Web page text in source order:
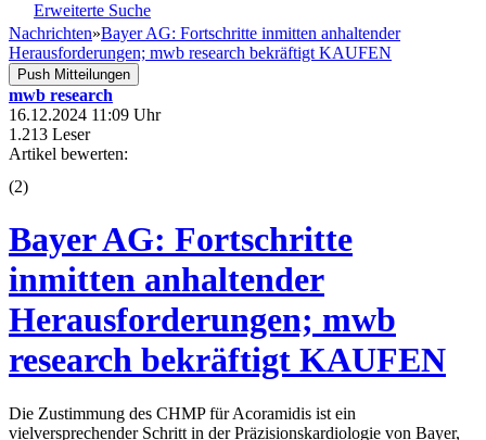
Erweiterte Suche
Nachrichten»Bayer AG: Fortschritte inmitten anhaltender
Herausforderungen; mwb research bekräftigt KAUFEN
Push Mitteilungen
mwb research
16.12.2024 11:09 Uhr
1.213 Leser
Artikel bewerten:
(2)
Bayer AG: Fortschritte
inmitten anhaltender
Herausforderungen; mwb
research bekräftigt KAUFEN
Die Zustimmung des CHMP für Acoramidis ist ein
vielversprechender Schritt in der Präzisionskardiologie von Bayer,